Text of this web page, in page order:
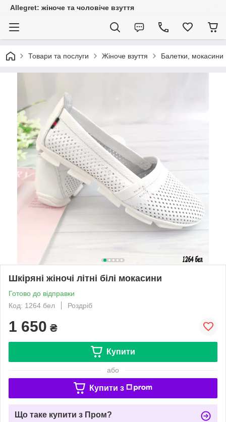
Allegret: жіноче та чоловіче взуття
Товари та послуги Жіноче взуття Балетки, мокасини
Шкіряні жіночі літні білі мокасини
Готово до відправки
Код: 1264 бел
Роздріб
1 650 ₴
Купити
або
Купити з
Що таке купити з Пром?